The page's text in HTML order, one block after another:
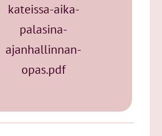
kateissa-aika-
palasina-
ajanhallinnan-
opas.pdf